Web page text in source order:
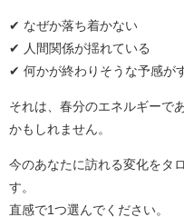
✔ なぜか落ち着かない
✔ 人間関係が揺れている
✔ 何かが終わりそうな予感が
それは、春分のエネルギーで
かもしれません。
今のあなたに訪れる変化をタ
す。
直感で1つ選んでください。